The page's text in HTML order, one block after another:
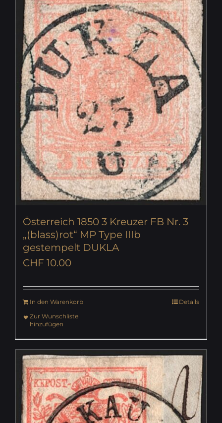
Österreich 1850 3 Kreuzer FB Nr. 3
„(blass)rot“ MP Type IIIb
gestempelt DUKLA
CHF 10.00
In den Warenkorb
Details
Zur Wunschliste
hinzufügen